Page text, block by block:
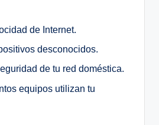
de Internet.
desconocidos.
de tu red doméstica.
equipos utilizan tu